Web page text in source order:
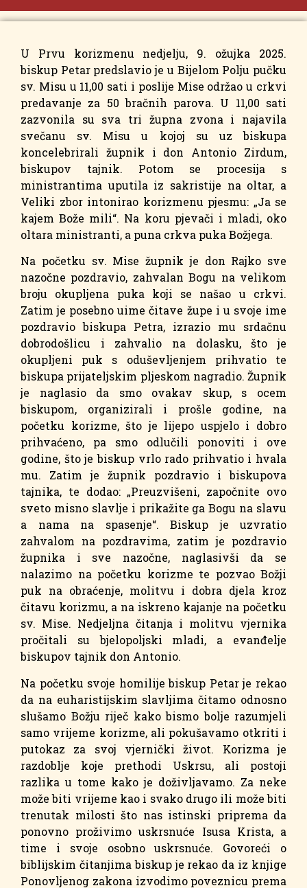
U Prvu korizmenu nedjelju, 9. ožujka 2025.
biskup Petar predslavio je u Bijelom Polju pučku
sv. Misu u 11,00 sati i poslije Mise održao u crkvi
predavanje za 50 bračnih parova. U 11,00 sati
zazvonila su sva tri župna zvona i najavila
svečanu sv. Misu u kojoj su uz biskupa
koncelebrirali župnik i don Antonio Zirdum,
biskupov tajnik. Potom se procesija s
ministrantima uputila iz sakristije na oltar, a
Veliki zbor intonirao korizmenu pjesmu: „Ja se
kajem Bože mili“. Na koru pjevači i mladi, oko
oltara ministranti, a puna crkva puka Božjega.
Na početku sv. Mise župnik je don Rajko sve
nazočne pozdravio, zahvalan Bogu na velikom
broju okupljena puka koji se našao u crkvi.
Zatim je posebno uime čitave župe i u svoje ime
pozdravio biskupa Petra, izrazio mu srdačnu
dobrodošlicu i zahvalio na dolasku, što je
okupljeni puk s oduševljenjem prihvatio te
biskupa prijateljskim pljeskom nagradio. Župnik
je naglasio da smo ovakav skup, s ocem
biskupom, organizirali i prošle godine, na
početku korizme, što je lijepo uspjelo i dobro
prihvaćeno, pa smo odlučili ponoviti i ove
godine, što je biskup vrlo rado prihvatio i hvala
mu. Zatim je župnik pozdravio i biskupova
tajnika, te dodao: „Preuzvišeni, započnite ovo
sveto misno slavlje i prikažite ga Bogu na slavu
a nama na spasenje“. Biskup je uzvratio
zahvalom na pozdravima, zatim je pozdravio
župnika i sve nazočne, naglasivši da se
nalazimo na početku korizme te pozvao Božji
puk na obraćenje, molitvu i dobra djela kroz
čitavu korizmu, a na iskreno kajanje na početku
sv. Mise. Nedjeljna čitanja i molitvu vjernika
pročitali su bjelopoljski mladi, a evanđelje
biskupov tajnik don Antonio.
Na početku svoje homilije biskup Petar je rekao
da na euharistijskim slavljima čitamo odnosno
slušamo Božju riječ kako bismo bolje razumjeli
samo vrijeme korizme, ali pokušavamo otkriti i
putokaz za svoj vjernički život. Korizma je
razdoblje koje prethodi Uskrsu, ali postoji
razlika u tome kako je doživljavamo. Za neke
može biti vrijeme kao i svako drugo ili može biti
trenutak milosti što nas istinski priprema da
ponovno proživimo uskrsnuće Isusa Krista, a
time i svoje osobno uskrsnuće. Govoreći o
biblijskim čitanjima biskup je rekao da iz knjige
Ponovljenog zakona izvodimo poveznicu prema